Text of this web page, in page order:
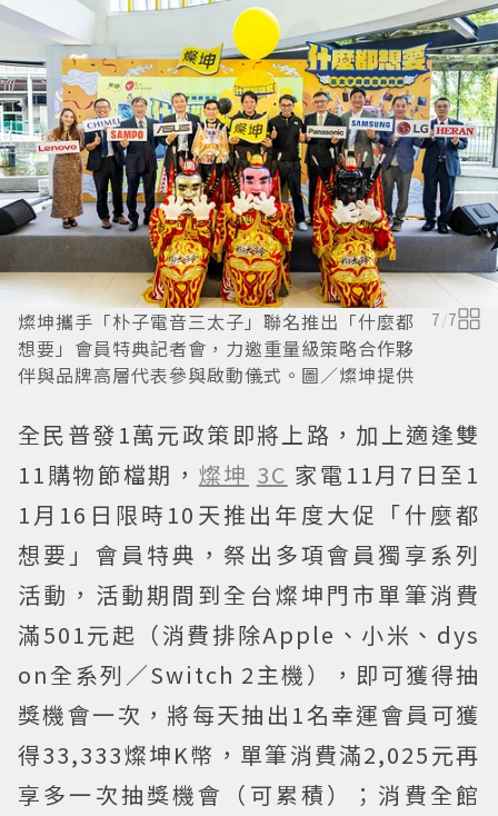
燦坤攜手「朴子電音三太子」聯名推出「什麼都
想要」會員特典記者會，力邀重量級策略合作夥
伴與品牌高層代表參與啟動儀式。圖／燦坤提供
7 /7
全民普發1萬元政策即將上路，加上適逢雙
11購物節檔期， 燦坤 3C 家電11月7日至1
1月16日限時10天推出年度大促「什麼都
想要」會員特典，祭出多項會員獨享系列
活動，活動期間到全台燦坤門市單筆消費
滿501元起（消費排除Apple、小米、dys
on全系列／Switch 2主機），即可獲得抽
獎機會一次，將每天抽出1名幸運會員可獲
得33,333燦坤K幣，單筆消費滿2,025元再
享多一次抽獎機會（可累積）；消費全館